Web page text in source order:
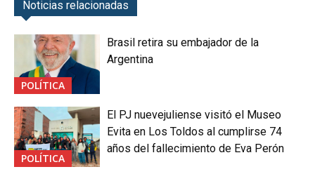
Noticias relacionadas
POLÍTICA
Brasil retira su embajador de la
Argentina
POLÍTICA
El PJ nuevejuliense visitó el Museo
Evita en Los Toldos al cumplirse 74
años del fallecimiento de Eva Perón